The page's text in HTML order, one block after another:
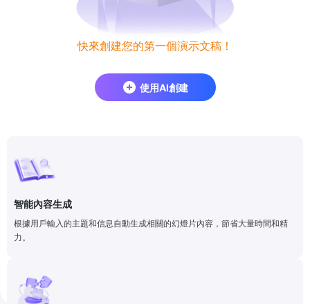
快來創建您的第一個演示文稿！
使用AI創建
智能內容生成
根據用戶輸入的主題和信息自動生成相關的幻燈片內容，節省大量時間和精
力。